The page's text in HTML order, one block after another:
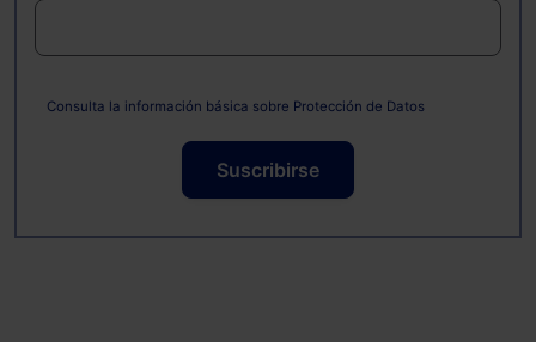
Consulta la información básica sobre Protección de Datos
Suscribirse